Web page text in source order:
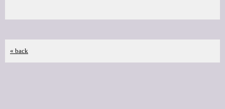
« back